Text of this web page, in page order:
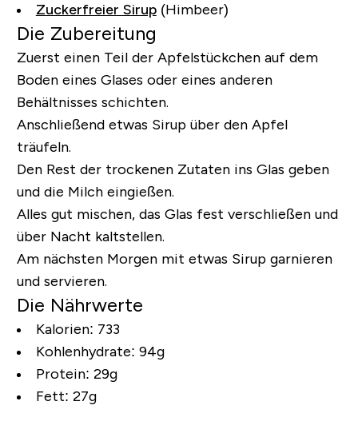
Zuckerfreier Sirup(Himbeer)
Die Zubereitung
Zuerst einen Teil der Apfelstückchen auf dem
Boden eines Glases oder eines anderen
Behältnisses schichten.
Anschließend etwas Sirup über den Apfel
träufeln.
Den Rest der trockenen Zutaten ins Glas geben
und die Milch eingießen.
Alles gut mischen, das Glas fest verschließen und
über Nacht kaltstellen.
Am nächsten Morgen mit etwas Sirup garnieren
und servieren.
Die Nährwerte
Kalorien: 733
Kohlenhydrate: 94g
Protein: 29g
Fett: 27g